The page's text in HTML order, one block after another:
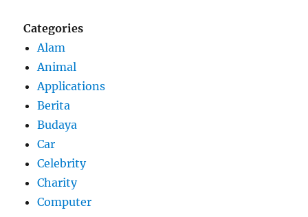
Categories
Alam
Animal
Applications
Berita
Budaya
Car
Celebrity
Charity
Computer